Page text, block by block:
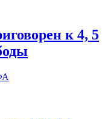
к 4, 5